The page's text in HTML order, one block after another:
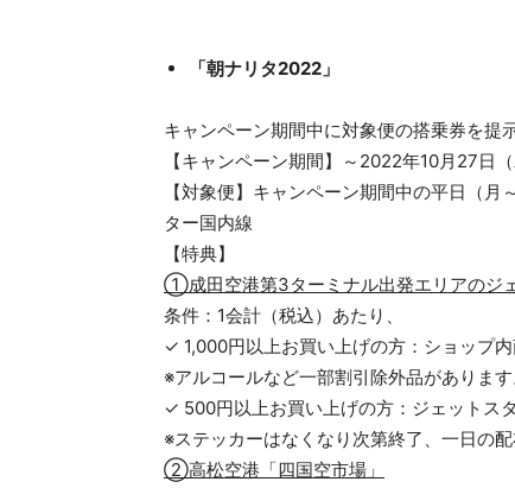
「朝ナリタ2022」
キャンペーン期間中に対象便の搭乗券を提
【キャンペーン期間】～2022年10月27日（
【対象便】キャンペーン期間中の平日（
ター国内線
【特典】
①成田空港第3ターミナル出発エリアのジ
条件：1会計（税込）あたり、
✓ 1,000円以上お買い上げの方：ショップ
※アルコールなど一部割引除外品があります
✓ 500円以上お買い上げの方：ジェットス
※ステッカーはなくなり次第終了、一日の配
②高松空港「四国空市場」